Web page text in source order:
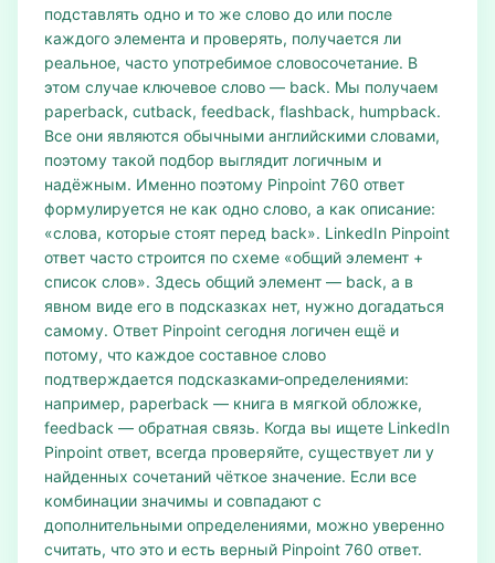
подставлять одно и то же слово до или после
каждого элемента и проверять, получается ли
реальное, часто употребимое словосочетание. В
этом случае ключевое слово — back. Мы получаем
paperback, cutback, feedback, flashback, humpback.
Все они являются обычными английскими словами,
поэтому такой подбор выглядит логичным и
надёжным. Именно поэтому Pinpoint 760 ответ
формулируется не как одно слово, а как описание:
«слова, которые стоят перед back». LinkedIn Pinpoint
ответ часто строится по схеме «общий элемент +
список слов». Здесь общий элемент — back, а в
явном виде его в подсказках нет, нужно догадаться
самому. Ответ Pinpoint сегодня логичен ещё и
потому, что каждое составное слово
подтверждается подсказками‑определениями:
например, paperback — книга в мягкой обложке,
feedback — обратная связь. Когда вы ищете LinkedIn
Pinpoint ответ, всегда проверяйте, существует ли у
найденных сочетаний чёткое значение. Если все
комбинации значимы и совпадают с
дополнительными определениями, можно уверенно
считать, что это и есть верный Pinpoint 760 ответ.